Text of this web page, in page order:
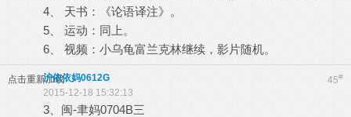
4、 天书：《论语译注》。
5、 运动：同上。
6、 视频：小乌龟富兰克林继续，影片随机。
点击重新加载 45#
沪依依妈0612G
2015-12-18 15:32:13
3、闽-聿妈0704B三